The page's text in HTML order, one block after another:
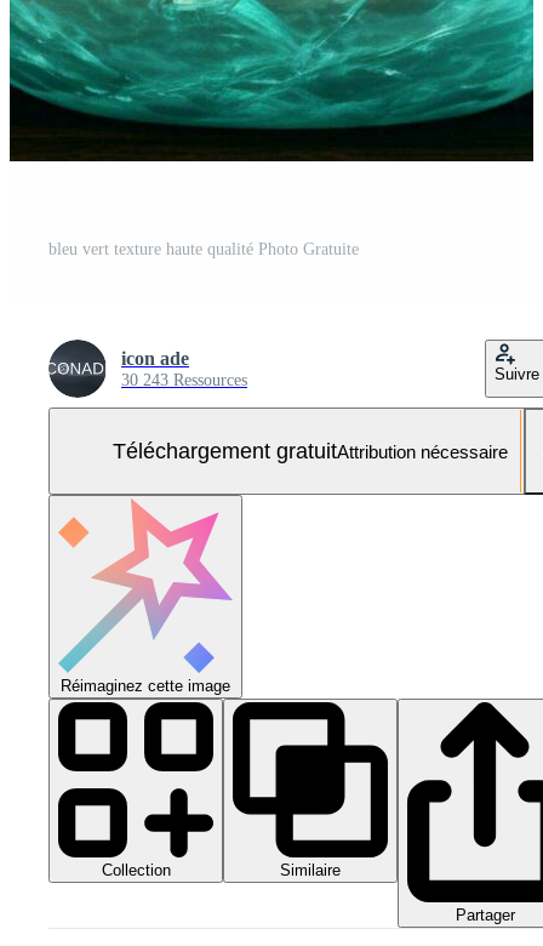
bleu vert texture haute qualité Photo Gratuite
icon ade
30 243 Ressources Suivre
Téléchargement gratuitAttribution nécessaire
Réimaginez cette image
Collection Similaire
Partager